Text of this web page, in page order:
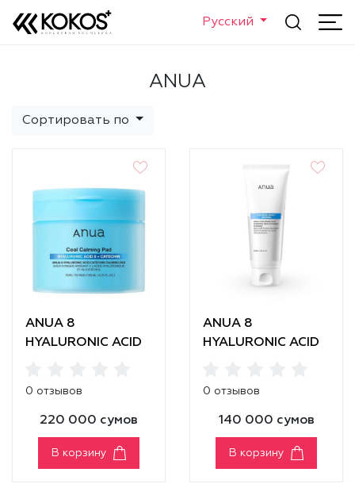
Русский
ANUA
Сортировать по
ANUA 8
HYALURONIC ACID
0 отзывов
220 000 сумов
В корзину
ANUA 8
HYALURONIC ACID
0 отзывов
140 000 сумов
В корзину